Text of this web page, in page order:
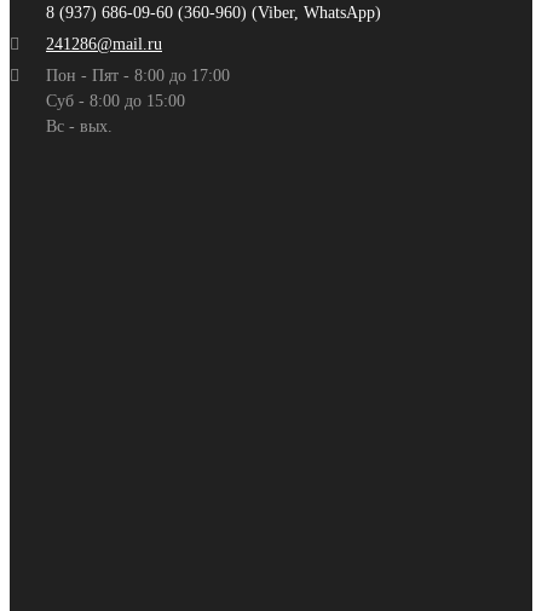
8 (937) 686-09-60 (360-960) (Viber, WhatsApp)
241286@mail.ru
Пон - Пят - 8:00 до 17:00
Суб - 8:00 до 15:00
Вс - вых.